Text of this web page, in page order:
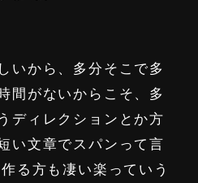
いから、多分そこで多
間がないからこそ、多
ディレクションとか方
い文章でスパンって言
る方も凄い楽っていう